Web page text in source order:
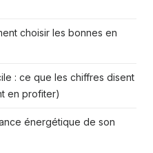
choisir les bonnes en
: ce que les chiffres disent
en profiter)
énergétique de son